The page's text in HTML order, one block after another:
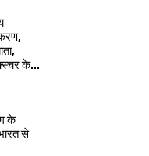
के...
के
से